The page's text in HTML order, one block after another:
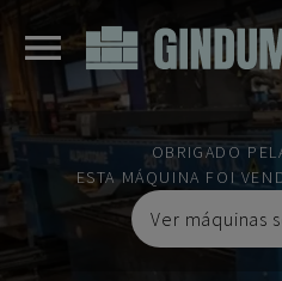
OBRIGADO
ESTA MÁQUINA FOI
Ver máquinas